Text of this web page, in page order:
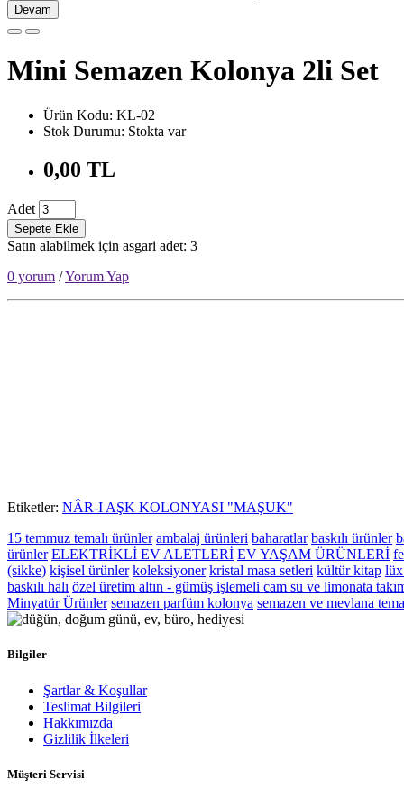
Devam
Mini Semazen Kolonya 2li Set
Ürün Kodu: KL-02
Stok Durumu: Stokta var
0,00 TL
Adet
Sepete Ekle
Satın alabilmek için asgari adet: 3
0 yorum /Yorum Yap
Etiketler: NÂR-I AŞK KOLONYASI "MAŞUK"
15 temmuz temalı ürünler ambalaj ürünleri baharatlar baskılı ürünler
ürünler ELEKTRİKLİ EV ALETLERİ EV YAŞAM ÜRÜNLERİ
(sikke) kişisel ürünler koleksiyoner kristal masa setleri kültür kitap
baskılı halı özel üretim altın - gümüş işlemeli cam su ve limonata
Minyatür Ürünler semazen parfüm kolonya semazen ve mevlana
Bilgiler
Şartlar & Koşullar
Teslimat Bilgileri
Hakkımızda
Gizlilik İlkeleri
Müşteri Servisi